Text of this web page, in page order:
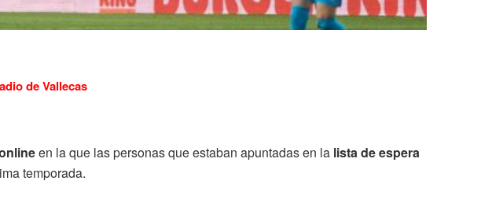
de Vallecas
en la que las personas que estaban apuntadas en la lista de espera
temporada.